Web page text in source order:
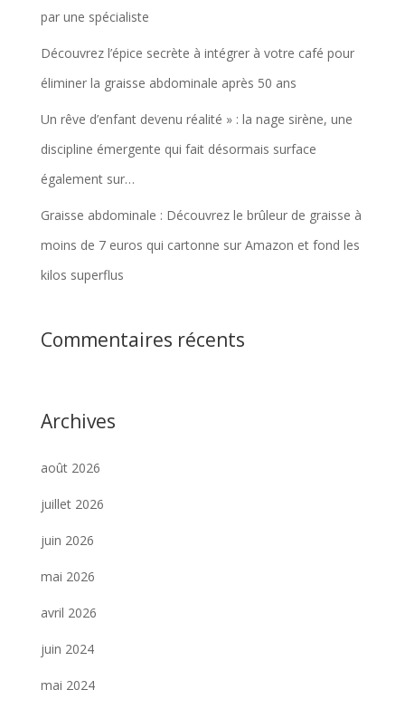
par une spécialiste
Découvrez l’épice secrète à intégrer à votre café pour
éliminer la graisse abdominale après 50 ans
Un rêve d’enfant devenu réalité » : la nage sirène, une
discipline émergente qui fait désormais surface
également sur…
Graisse abdominale : Découvrez le brûleur de graisse à
moins de 7 euros qui cartonne sur Amazon et fond les
kilos superflus
Commentaires récents
Archives
août 2026
juillet 2026
juin 2026
mai 2026
avril 2026
juin 2024
mai 2024